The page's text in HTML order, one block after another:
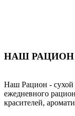
НАШ РАЦИОН
Наш Рацион - сухой
ежедневного
красителей,